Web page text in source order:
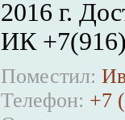
2016 г.
ИК
Поместил:
Телефон: +7